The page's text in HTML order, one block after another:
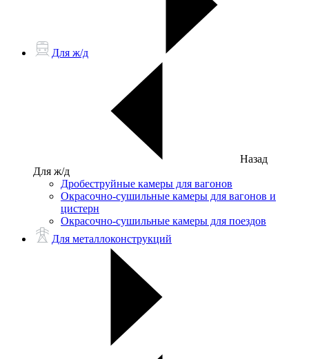
Для ж/д
Назад
Для ж/д
Дробеструйные камеры для вагонов
Окрасочно-сушильные камеры для вагонов и
цистерн
Окрасочно-сушильные камеры для поездов
Для металлоконструкций